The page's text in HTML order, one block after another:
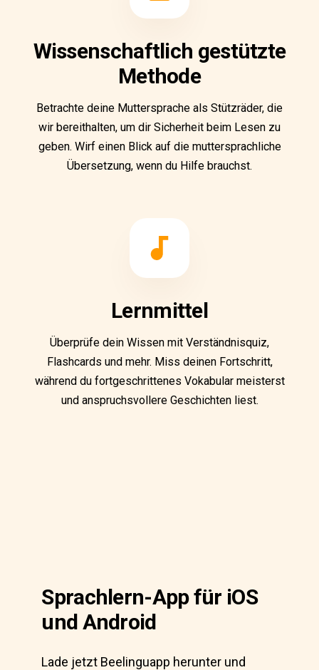
Wissenschaftlich gestützte
Methode
Betrachte deine Muttersprache als Stützräder, die
wir bereithalten, um dir Sicherheit beim Lesen zu
geben. Wirf einen Blick auf die muttersprachliche
Übersetzung, wenn du Hilfe brauchst.
Lernmittel
Überprüfe dein Wissen mit Verständnisquiz,
Flashcards und mehr. Miss deinen Fortschritt,
während du fortgeschrittenes Vokabular meisterst
und anspruchsvollere Geschichten liest.
Sprachlern-App für iOS
und Android
Lade jetzt Beelinguapp herunter und